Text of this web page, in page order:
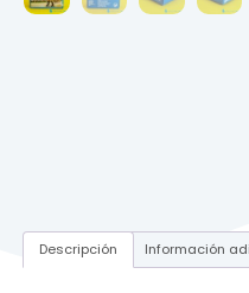
Descripción Información